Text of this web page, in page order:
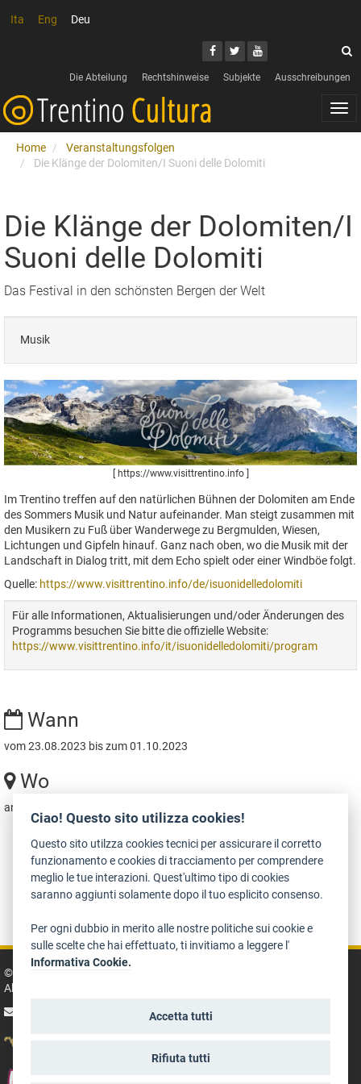
Ita Eng Deu
Facebook
Twitter
Youtube
Die Abteilung Rechtshinweise Subjekte Ausschreibungen
Home
Veranstaltungsfolgen
Die Klänge der Dolomiten/I Suoni delle Dolomiti
Die Klänge der Dolomiten/I
Suoni delle Dolomiti
Das Festival in den schönsten Bergen der Welt
Musik
[ https://www.visittrentino.info ]
Im Trentino treffen auf den natürlichen Bühnen der Dolomiten am Ende
des Sommers Musik und Natur aufeinander. Man steigt zusammen mit
den Musikern zu Fuß über Wanderwege zu Bergmulden, Wiesen,
Lichtungen und Gipfeln hinauf. Ganz nach oben, wo die Musik mit der
Landschaft in Dialog tritt, mit dem Echo spielt oder einer Windböe folgt.
Quelle: https://www.visittrentino.info/de/isuonidelledolomiti
Für alle Informationen, Aktualisierungen und/oder Änderungen des
Programms besuchen Sie bitte die offizielle Website:
https://www.visittrentino.info/it/isuonidelledolomiti/program
Wann
vom 23.08.2023 bis zum 01.10.2023
Wo
an verschiedenen Orten
Zugänglichkeit Datenschutz Rechtshinweise
Art Bonus
© 2014 - 2026 TrentinoCultura - Entwikelt und koordiniert von der der
Abteilung Kultur, Tourismus, Promotion und Sport
Ciao! Questo sito utilizza cookies!
Questo sito utilzza cookies tecnici per assicurare il corretto
funzionamento e cookies di tracciamento per comprendere
meglio le tue interazioni. Quest'ultimo tipo di cookies
saranno aggiunti solamente dopo il tuo esplicito consenso.
Per ogni dubbio in merito alle nostre politiche sui cookie e
sulle scelte che hai effettuato, ti invitiamo a leggere l'
Informativa Cookie.
Accetta tutti
Rifiuta tutti